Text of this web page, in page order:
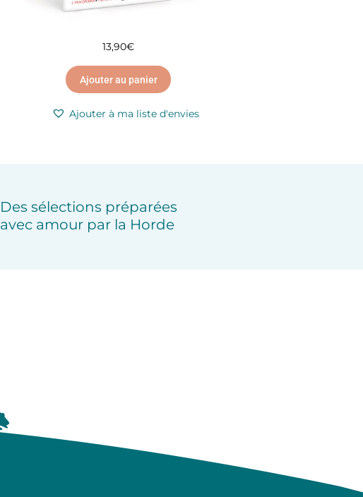
13,90€
Ajouter au panier
Ajouter à ma liste d'envies
Des sélections préparées
avec amour par la Horde